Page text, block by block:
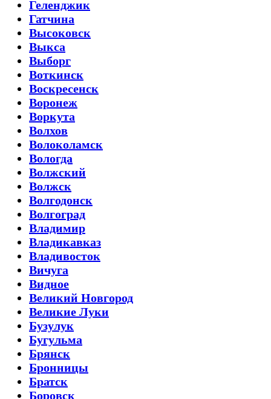
Геленджик
Гатчина
Высоковск
Выкса
Выборг
Воткинск
Воскресенск
Воронеж
Воркута
Волхов
Волоколамск
Вологда
Волжский
Волжск
Волгодонск
Волгоград
Владимир
Владикавказ
Владивосток
Вичуга
Видное
Великий Новгород
Великие Луки
Бузулук
Бугульма
Брянск
Бронницы
Братск
Боровск